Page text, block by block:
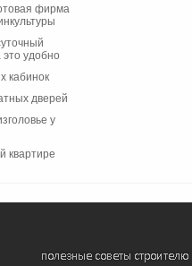
фирма
удобно
кабинок
дверей
у
квартире